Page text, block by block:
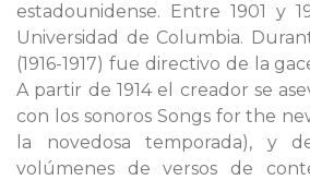
estadounidense. Entre 1901 y
Universidad de Columbia.
(1916-1917) fue directivo de la
A partir de 1914 el creador se
con los sonoros Songs for the
la novedosa temporada), y
volúmenes de versos de